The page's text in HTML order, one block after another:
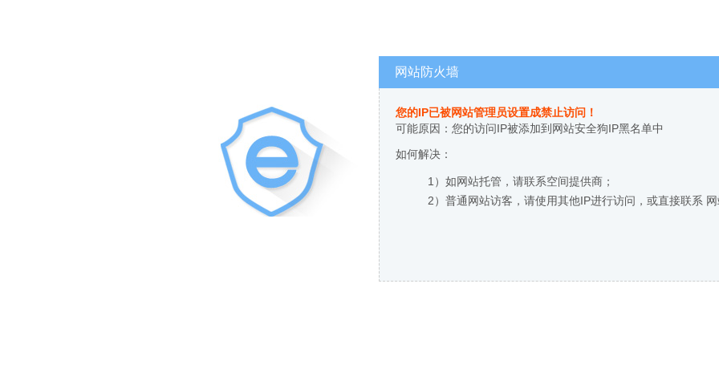
网站防火墙
您的IP已被网站管理员设置成禁止访问！
可能原因：您的访问IP被添加到网站安全狗IP黑名单中
如何解决：
1）如网站托管，请联系空间提供商；
2）普通网站访客，请使用其他IP进行访问，或直接联系 网